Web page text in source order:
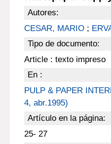
Autores:
CESAR, MARIO;
Tipo de documento:
Article : texto impreso
En :
PULP & PAPER
4, abr.1995)
Artículo en la página:
25- 27